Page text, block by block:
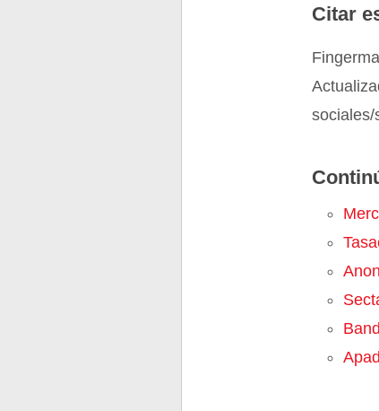
Citar
sociales/